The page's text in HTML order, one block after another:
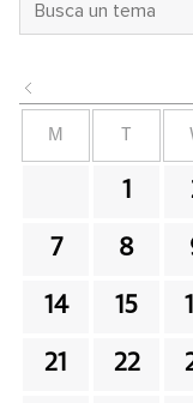
M
1
7 8
14 15
21 22